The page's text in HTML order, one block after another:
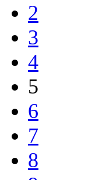
2
3
4
5
6
7
8